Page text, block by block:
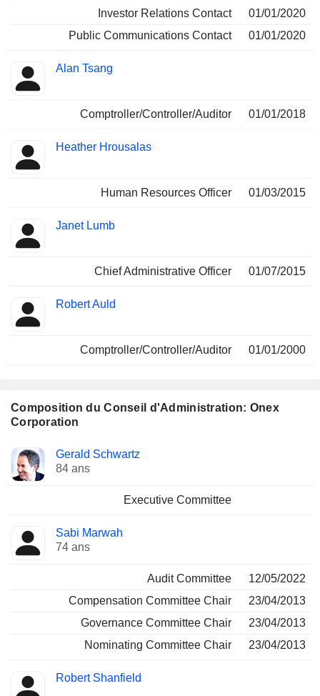
Investor Relations Contact
01/01/2020
Public Communications Contact
01/01/2020
Alan Tsang
Comptroller/Controller/Auditor 01/01/2018
Heather Hrousalas
Human Resources Officer 01/03/2015
Janet Lumb
Chief Administrative Officer 01/07/2015
Robert Auld
Comptroller/Controller/Auditor 01/01/2000
Composition du Conseil d'Administration: Onex
Corporation
Administrateur Comités
Gerald Schwartz
84 ans
Executive Committee
Sabi Marwah
74 ans
Audit Committee
12/05/2022
Compensation Committee Chair
23/04/2013
Governance Committee Chair
23/04/2013
Nominating Committee Chair
23/04/2013
Robert Shanfield